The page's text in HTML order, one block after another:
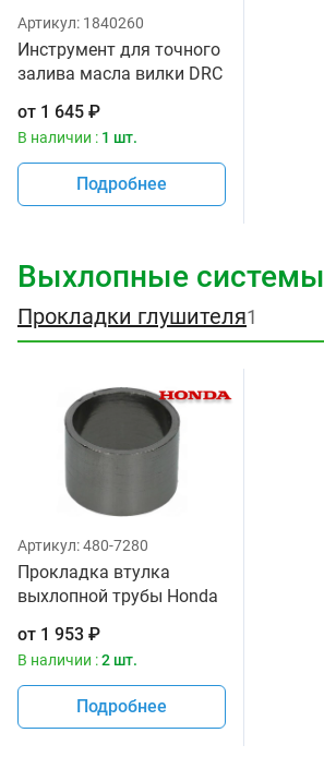
Артикул: 1840260
Инструмент для точного
залива масла вилки DRC
от 1 645 ₽
В наличии : 1 шт.
Подробнее
Выхлопные системы
Прокладки глушителя1
Артикул:480-7280
Прокладка втулка
выхлопной трубы Honda
от 1 953 ₽
В наличии :2 шт.
Подробнее